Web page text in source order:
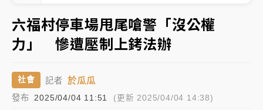
才續任就飛美國大學面試 清大校長高為元致歉：機會
到來時引起我的好奇
白海豚颱風解除海警 西南風來了！4縣市大雨特報、各
分析｜
7月營收甫首破單月9000億元下半年續旺指
標？ 鴻海本週法說法人關注的四大重點
六福村停車場甩尾嗆警「沒公權
力」 慘遭壓制上銬法辦
社會 記者 於瓜瓜
發布 2025/04/04 11:51 (更新 2025/04/04 14:38)